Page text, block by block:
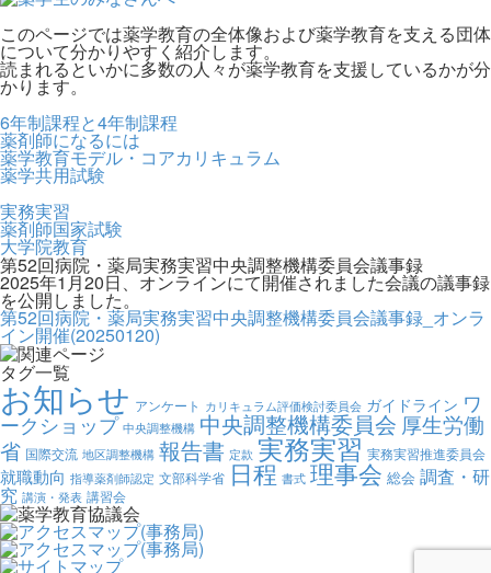
このページでは薬学教育の全体像および薬学教育を支える団体
について分かりやすく紹介します。
読まれるといかに多数の人々が薬学教育を支援しているかが分
かります。
6年制課程と4年制課程
薬剤師になるには
薬学教育モデル・コアカリキュラム
薬学共用試験
実務実習
薬剤師国家試験
大学院教育
第52回病院・薬局実務実習中央調整機構委員会議事録
2025年1月20日、オンラインにて開催されました会議の議事録
を公開しました。
第52回病院・薬局実務実習中央調整機構委員会議事録_オンラ
イン開催(20250120)
タグ一覧
お知らせ アンケート カリキュラム評価検討委員会 ガイドライン ワ
ークショップ 中央調整機構 中央調整機構委員会 厚生労働
省 国際交流 地区調整機構 報告書 定款 実務実習 実務実習推進委員会
就職動向 指導薬剤師認定 文部科学省 日程 書式 理事会 総会 調査・研
究 講演・発表 講習会